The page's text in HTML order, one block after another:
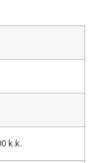
k.k.